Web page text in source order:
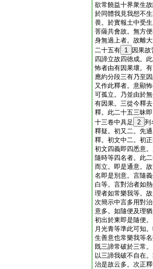
欲常饒益十界衆生
於同體我見我想不
畏。於實報土中受
菩薩共會故。無方
身無過上者。故離
二十五有 1
因果
四諦立故四徳成。
怖者由有因果壞。
應約分段三有乃至
又作此釋者。意顯
可孤立。乃並由於
有因果。三從今釋
釋。此二十五三昧
十三卷中具足
2 列
釋疑。初又二。先
釋。初文中二。初
初文四義即四悉意
隨時等四名者。此
而立。即是通意。
名即是別意。言隨
白等。言對治者如
理者如常樂我等。
次簡示中言多用對
意多。如隨便及理
初出於東即是隨便
月光青等準此可知
生善意也常樂我等
既三諦常破於三常
以三諦我破不自在
治是故云多。次正